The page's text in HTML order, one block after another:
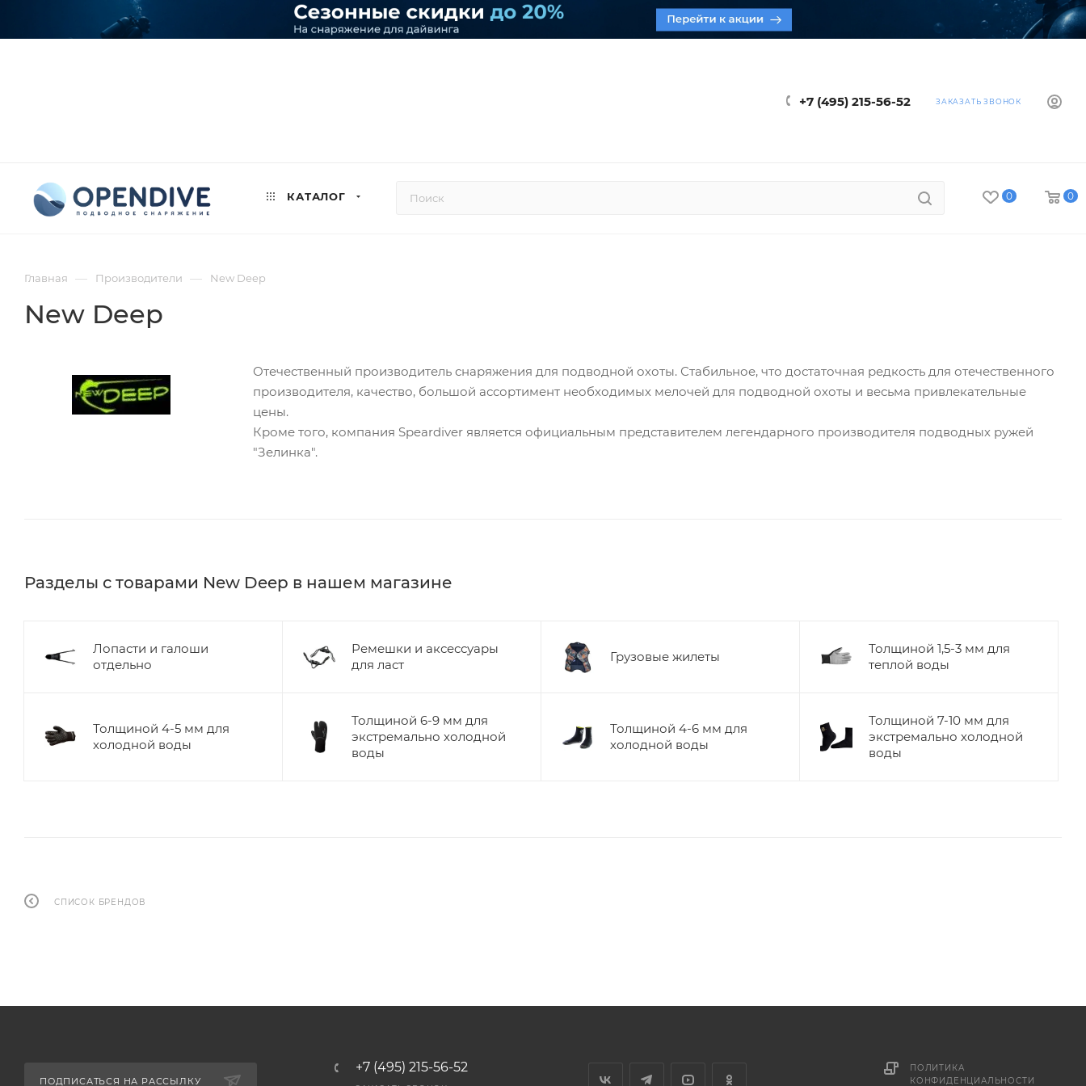
+7 (495) 215-56-52 ЗАКАЗАТЬ ЗВОНОК
КАТАЛОГ 0 0
Главная — Производители — New Deep
New Deep
Отечественный производитель снаряжения для подводной охоты. Стабильное, что достаточная редкость для отечественного
производителя, качество, большой ассортимент необходимых мелочей для подводной охоты и весьма привлекательные
цены.
Кроме того, компания Speardiver является официальным представителем легендарного производителя подводных ружей
"Зелинка".
Разделы с товарами New Deep в нашем магазине
Лопасти и галоши
отдельно
Ремешки и аксессуары
для ласт
Грузовые жилеты
Толщиной 1,5-3 мм для
теплой воды
Толщиной 4-5 мм для
холодной воды
Толщиной 6-9 мм для
экстремально холодной
воды
Толщиной 4-6 мм для
холодной воды
Толщиной 7-10 мм для
экстремально холодной
воды
СПИСОК БРЕНДОВ
ПОДПИСАТЬСЯ НА РАССЫЛКУ
+7 (495) 215-56-52
ПОЛИТИКА
КОНФИДЕНЦИАЛЬНОСТИ